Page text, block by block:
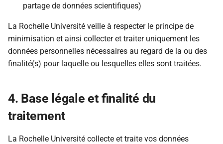
partage de données scientifiques)
La Rochelle Université veille à respecter le principe de
minimisation et ainsi collecter et traiter uniquement les
données personnelles nécessaires au regard de la ou des
finalité(s) pour laquelle ou lesquelles elles sont traitées.
4. Base légale et finalité du
traitement
La Rochelle Université collecte et traite vos données